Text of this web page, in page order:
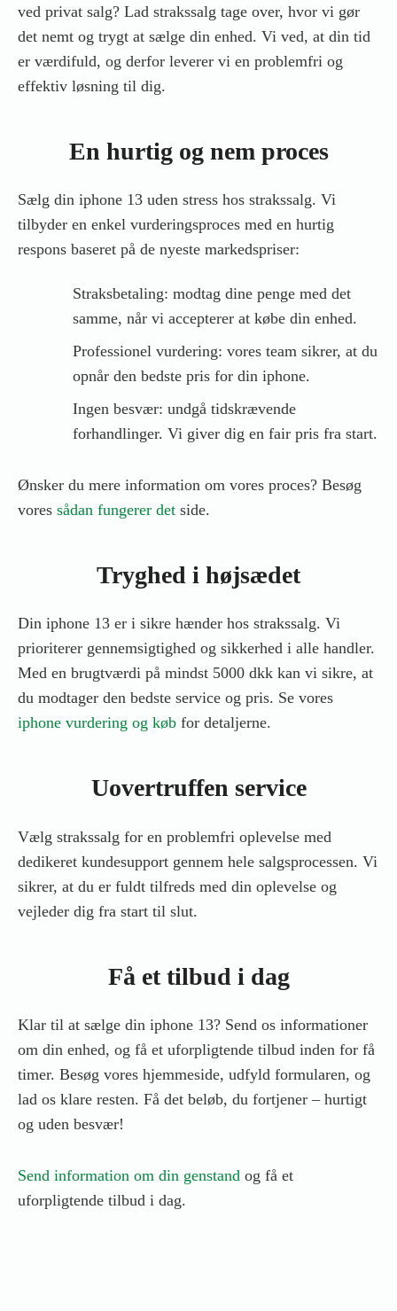
ved privat salg? Lad strakssalg tage over, hvor vi gør
det nemt og trygt at sælge din enhed. Vi ved, at din tid
er værdifuld, og derfor leverer vi en problemfri og
effektiv løsning til dig.
En hurtig og nem proces
Sælg din iphone 13 uden stress hos strakssalg. Vi
tilbyder en enkel vurderingsproces med en hurtig
respons baseret på de nyeste markedspriser:
Straksbetaling: modtag dine penge med det
samme, når vi accepterer at købe din enhed.
Professionel vurdering: vores team sikrer, at du
opnår den bedste pris for din iphone.
Ingen besvær: undgå tidskrævende
forhandlinger. Vi giver dig en fair pris fra start.
Ønsker du mere information om vores proces? Besøg
vores sådan fungerer det side.
Tryghed i højsædet
Din iphone 13 er i sikre hænder hos strakssalg. Vi
prioriterer gennemsigtighed og sikkerhed i alle handler.
Med en brugtværdi på mindst 5000 dkk kan vi sikre, at
du modtager den bedste service og pris. Se vores
iphone vurdering og køb for detaljerne.
Uovertruffen service
Vælg strakssalg for en problemfri oplevelse med
dedikeret kundesupport gennem hele salgsprocessen. Vi
sikrer, at du er fuldt tilfreds med din oplevelse og
vejleder dig fra start til slut.
Få et tilbud i dag
Klar til at sælge din iphone 13? Send os informationer
om din enhed, og få et uforpligtende tilbud inden for få
timer. Besøg vores hjemmeside, udfyld formularen, og
lad os klare resten. Få det beløb, du fortjener – hurtigt
og uden besvær!
Send information om din genstand og få et
uforpligtende tilbud i dag.